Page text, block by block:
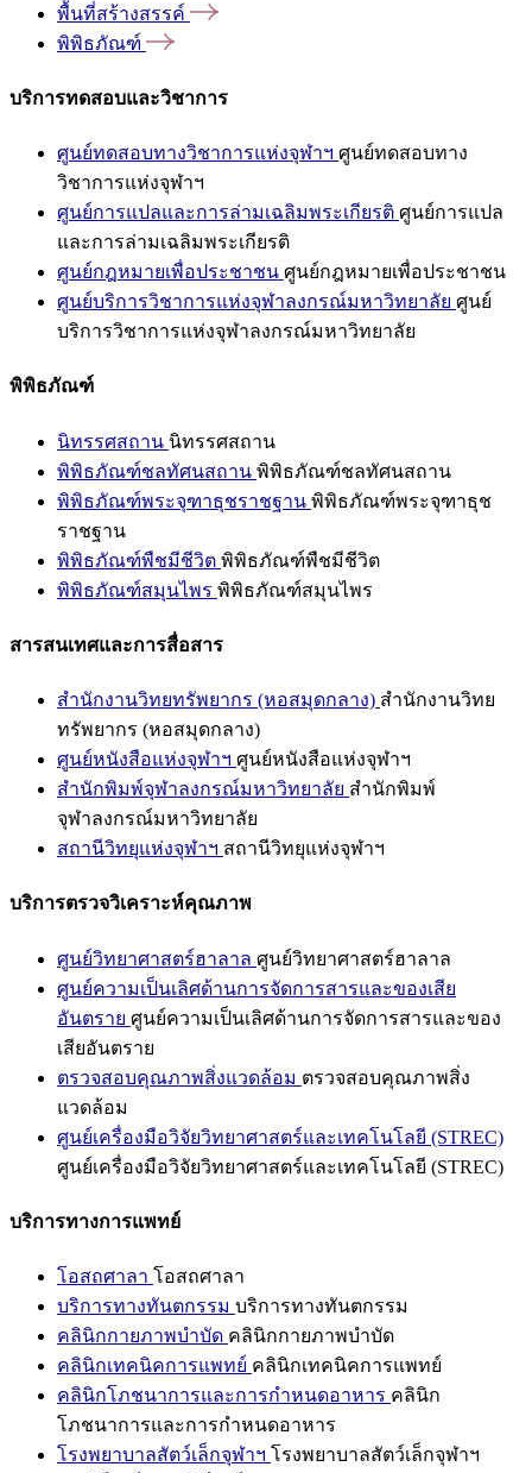
พื้นที่สร้างสรรค์
พิพิธภัณฑ์
บริการทดสอบและวิชาการ
ศูนย์ทดสอบทางวิชาการแห่งจุฬาฯ ศูนย์ทดสอบทาง
วิชาการแห่งจุฬาฯ
ศูนย์การแปลและการล่ามเฉลิมพระเกียรติ ศูนย์การแปล
และการล่ามเฉลิมพระเกียรติ
ศูนย์กฎหมายเพื่อประชาชน ศูนย์กฎหมายเพื่อประชาชน
ศูนย์บริการวิชาการแห่งจุฬาลงกรณ์มหาวิทยาลัย ศูนย์
บริการวิชาการแห่งจุฬาลงกรณ์มหาวิทยาลัย
พิพิธภัณฑ์
นิทรรศสถาน นิทรรศสถาน
พิพิธภัณฑ์ชลทัศนสถาน พิพิธภัณฑ์ชลทัศนสถาน
พิพิธภัณฑ์พระจุฑาธุชราชฐาน พิพิธภัณฑ์พระจุฑาธุช
ราชฐาน
พิพิธภัณฑ์พืชมีชีวิต พิพิธภัณฑ์พืชมีชีวิต
พิพิธภัณฑ์สมุนไพร พิพิธภัณฑ์สมุนไพร
สารสนเทศและการสื่อสาร
สำนักงานวิทยทรัพยากร (หอสมุดกลาง) สำนักงานวิทย
ทรัพยากร (หอสมุดกลาง)
ศูนย์หนังสือแห่งจุฬาฯ ศูนย์หนังสือแห่งจุฬาฯ
สำนักพิมพ์จุฬาลงกรณ์มหาวิทยาลัย สำนักพิมพ์
จุฬาลงกรณ์มหาวิทยาลัย
สถานีวิทยุแห่งจุฬาฯ สถานีวิทยุแห่งจุฬาฯ
บริการตรวจวิเคราะห์คุณภาพ
ศูนย์วิทยาศาสตร์ฮาลาล ศูนย์วิทยาศาสตร์ฮาลาล
ศูนย์ความเป็นเลิศด้านการจัดการสารและของเสีย
อันตราย ศูนย์ความเป็นเลิศด้านการจัดการสารและของ
เสียอันตราย
ตรวจสอบคุณภาพสิ่งแวดล้อม ตรวจสอบคุณภาพสิ่ง
แวดล้อม
ศูนย์เครื่องมือวิจัยวิทยาศาสตร์และเทคโนโลยี (STREC)
ศูนย์เครื่องมือวิจัยวิทยาศาสตร์และเทคโนโลยี (STREC)
บริการทางการแพทย์
โอสถศาลา โอสถศาลา
บริการทางทันตกรรม บริการทางทันตกรรม
คลินิกกายภาพบำบัด คลินิกกายภาพบำบัด
คลินิกเทคนิคการแพทย์ คลินิกเทคนิคการแพทย์
คลินิกโภชนาการและการกำหนดอาหาร คลินิก
โภชนาการและการกำหนดอาหาร
โรงพยาบาลสัตว์เล็กจุฬาฯ โรงพยาบาลสัตว์เล็กจุฬาฯ